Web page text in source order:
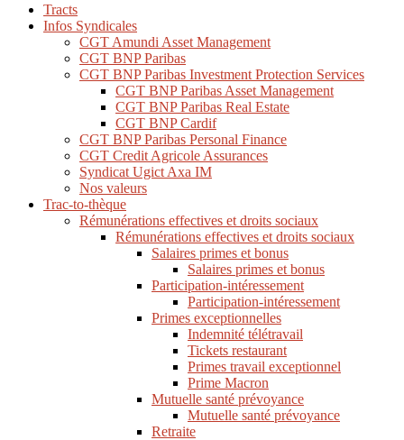
Tracts
Infos Syndicales
CGT Amundi Asset Management
CGT BNP Paribas
CGT BNP Paribas Investment Protection Services
CGT BNP Paribas Asset Management
CGT BNP Paribas Real Estate
CGT BNP Cardif
CGT BNP Paribas Personal Finance
CGT Credit Agricole Assurances
Syndicat Ugict Axa IM
Nos valeurs
Trac-to-thèque
Rémunérations effectives et droits sociaux
Rémunérations effectives et droits sociaux
Salaires primes et bonus
Salaires primes et bonus
Participation-intéressement
Participation-intéressement
Primes exceptionnelles
Indemnité télétravail
Tickets restaurant
Primes travail exceptionnel
Prime Macron
Mutuelle santé prévoyance
Mutuelle santé prévoyance
Retraite